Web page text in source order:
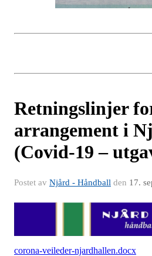
Retningslinjer
arrangement i
(Covid-19 –
Postet av Njård - Håndball den 17.
corona-veileder-njardhallen.docx